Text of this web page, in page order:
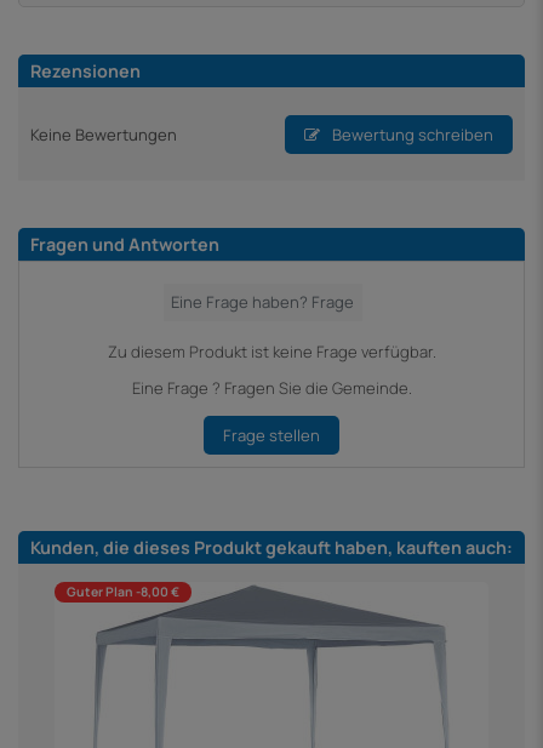
Rezensionen
Keine Bewertungen Bewertung schreiben
Fragen und Antworten
Zu diesem Produkt ist keine Frage verfügbar.
Eine Frage ? Fragen Sie die Gemeinde.
Frage stellen
Kunden, die dieses Produkt gekauft haben, kauften auch:
Guter Plan -8,00 €